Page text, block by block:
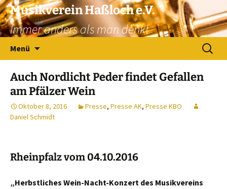
Zum
Inhalt
springen
Musikverein Haßloch e.V.
Immer anders als man denkt
Menü
Suchen
nach:
Auch Nordlicht Peder findet Gefallen
am Pfälzer Wein
Oktober 8, 2016 Presse, Presse AK, Presse KBO
Daniel Schmidt
Rheinpfalz vom 04.10.2016
„Herbstliches Wein-Nacht-Konzert des Musikvereins